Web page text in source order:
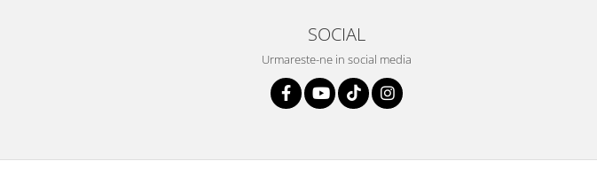
SOCIAL
Urmareste-ne in social media